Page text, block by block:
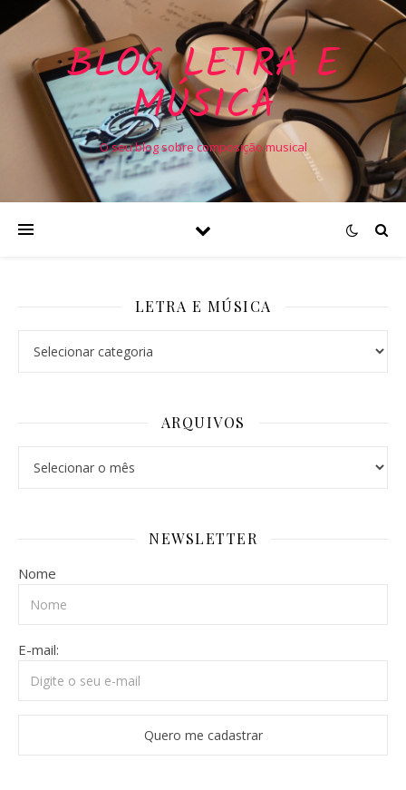
BLOG LETRA E
MÚSICA
O seu blog sobre composição musical
LETRA E MÚSICA
ARQUIVOS
NEWSLETTER
Nome
E-mail: